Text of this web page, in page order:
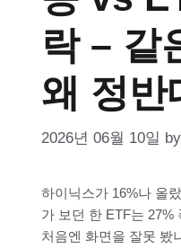
락 – 같
왜 정반
2026년 06월 10일 by
하이닉스가 16%나 올
가 보던 한 ETF는 27%
처음엔 화면을 잘못 봤